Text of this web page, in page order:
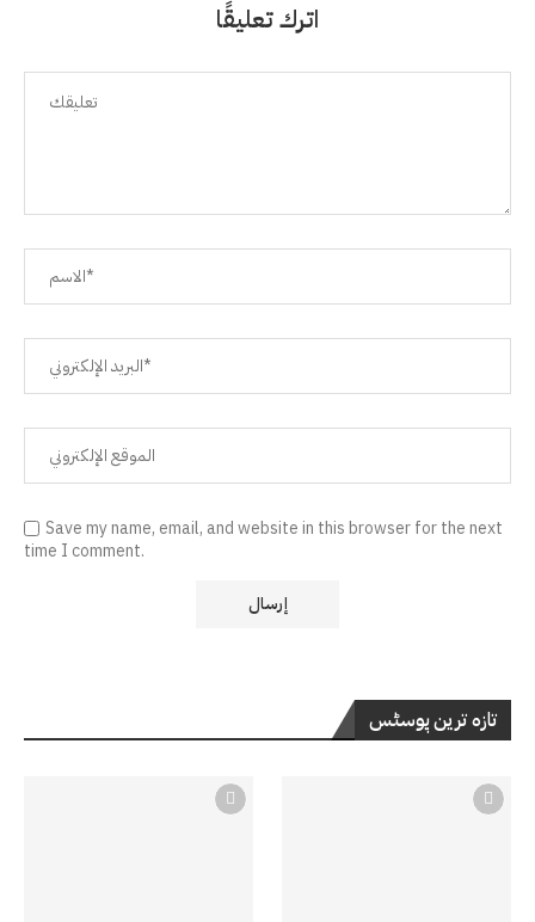
اترك تعليقًا
Save my name, email, and website in this browser for the next
time I comment.
تازہ ترین پوسٹس